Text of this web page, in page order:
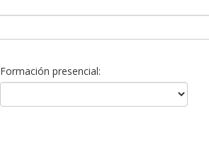
Formación presencial: